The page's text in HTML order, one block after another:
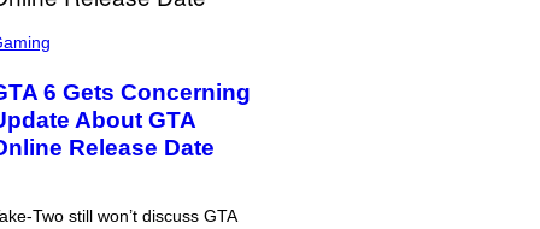
6 Gets Concerning
About GTA
Release Date
Two still won’t discuss GTA